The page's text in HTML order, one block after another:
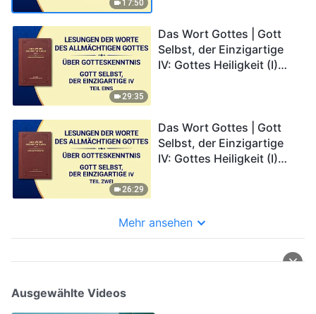
17:50
29:35
Das Wort Gottes | Gott
Selbst, der Einzigartige
IV: Gottes Heiligkeit (I)
26:29
Das Wort Gottes | Gott
Selbst, der Einzigartige
IV: Gottes Heiligkeit (I)
Mehr ansehen
Ausgewählte Videos